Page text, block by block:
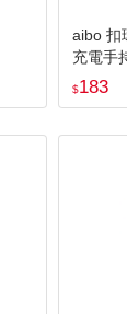
aibo 扣
充電手
$183